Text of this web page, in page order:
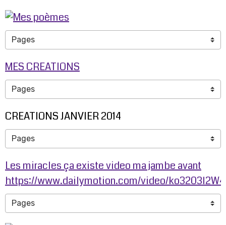
MES CREATIONS
CREATIONS JANVIER 2014
Les miracles ça existe video ma jambe avant
https://www.dailymotion.com/video/